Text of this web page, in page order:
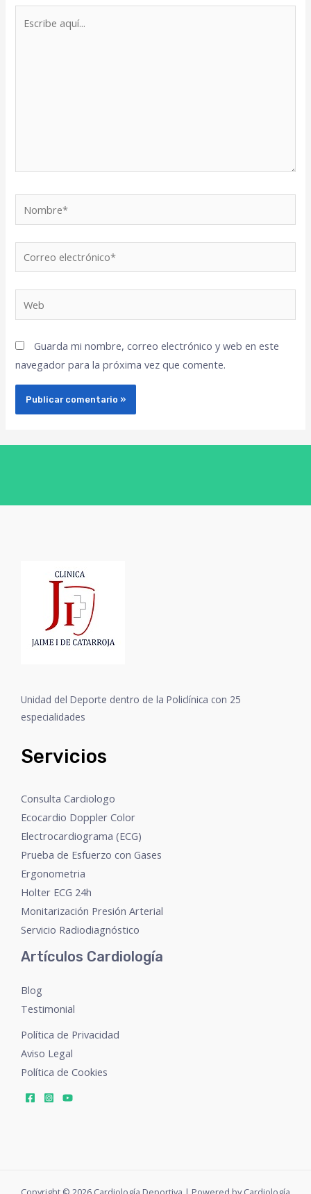
Guarda mi nombre, correo electrónico y web en este
navegador para la próxima vez que comente.
Unidad del Deporte dentro de la Policlínica con 25
especialidades
Servicios
Consulta Cardiologo
Ecocardio Doppler Color
Electrocardiograma (ECG)
Prueba de Esfuerzo con Gases
Ergonometria
Holter ECG 24h
Monitarización Presión Arterial
Servicio Radiodiagnóstico
Artículos Cardiología
Blog
Testimonial
Política de Privacidad
Aviso Legal
Política de Cookies